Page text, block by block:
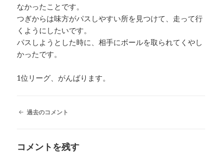
なかったことです。
つぎからは味方がパスしやすい所を見つけて、走って行
くようにしたいです。
パスしようとした時に、相手にボールを取られてくやし
かったです。
1位リーグ、がんばります。
コ
ナ
過去のコメント
コメントを残す